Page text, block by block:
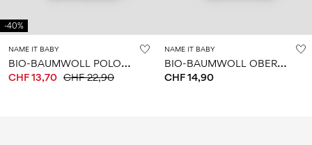
-40%
NAME IT BABY
B
IO-BAUMWOLL POLOSHIRT
CHF 13,70 CHF 22,90
NAME IT BABY
B
IO-BAUMWOLL OBERTEIL
CHF 14,90